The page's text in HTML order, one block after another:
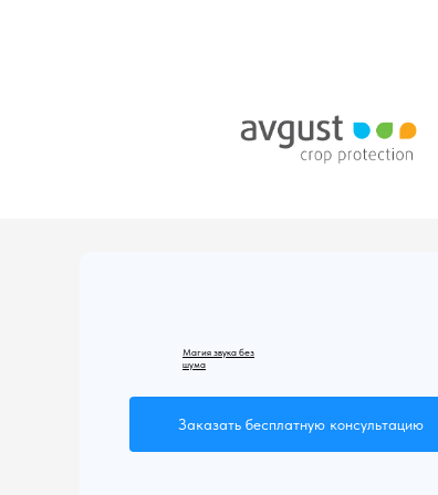
Заказать бесплатную консультацию
Магия звука без
шума